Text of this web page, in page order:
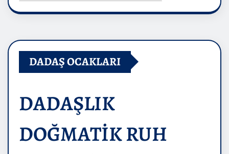
DADAŞ OCAKLARI
DADAŞLIK
DOĞMATİK RUH